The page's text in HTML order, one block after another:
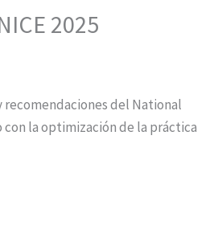
2025
recomendaciones del National
con la optimización de la práctica